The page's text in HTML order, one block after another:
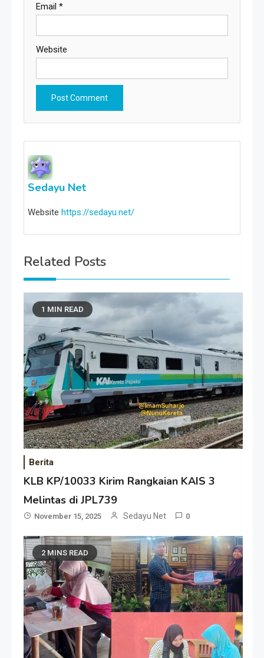
Email *
Website
Sedayu Net
Website https://sedayu.net/
Related Posts
1 MIN READ
Berita
KLB KP/10033 Kirim Rangkaian KAIS 3
Melintas di JPL739
November 15, 2025 Sedayu Net 0
2 MINS READ